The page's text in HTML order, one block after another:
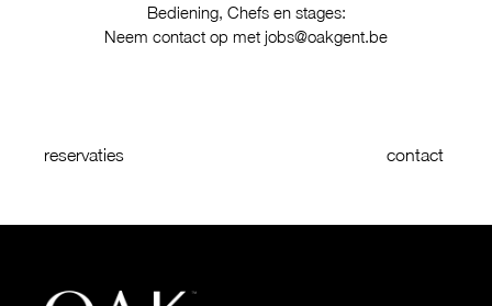
Bediening, Chefs en stages:
Neem contact op met jobs@oakgent.be
reservaties contact